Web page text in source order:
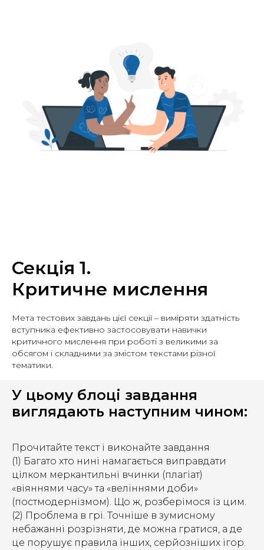
Секція 1.
Критичне мислення
Мета тестових завдань цієї секції – виміряти здатність
вступника ефективно застосовувати навички
критичного мислення при роботі з великими за
обсягом і складними за змістом текстами різної
тематики.
У цьому блоці завдання
виглядають наступним чином:
Прочитайте текст і виконайте завдання
(1) Багато хто нині намагається виправдати
цілком меркантильні вчинки (плагіат)
«віяннями часу» та «веліннями доби»
(постмодернізмом). Що ж, розберімося із цим.
(2) Проблема в грі. Точніше в зумисному
небажанні розрізняти, де можна гратися, а де
це порушує правила інших, серйозніших ігор.